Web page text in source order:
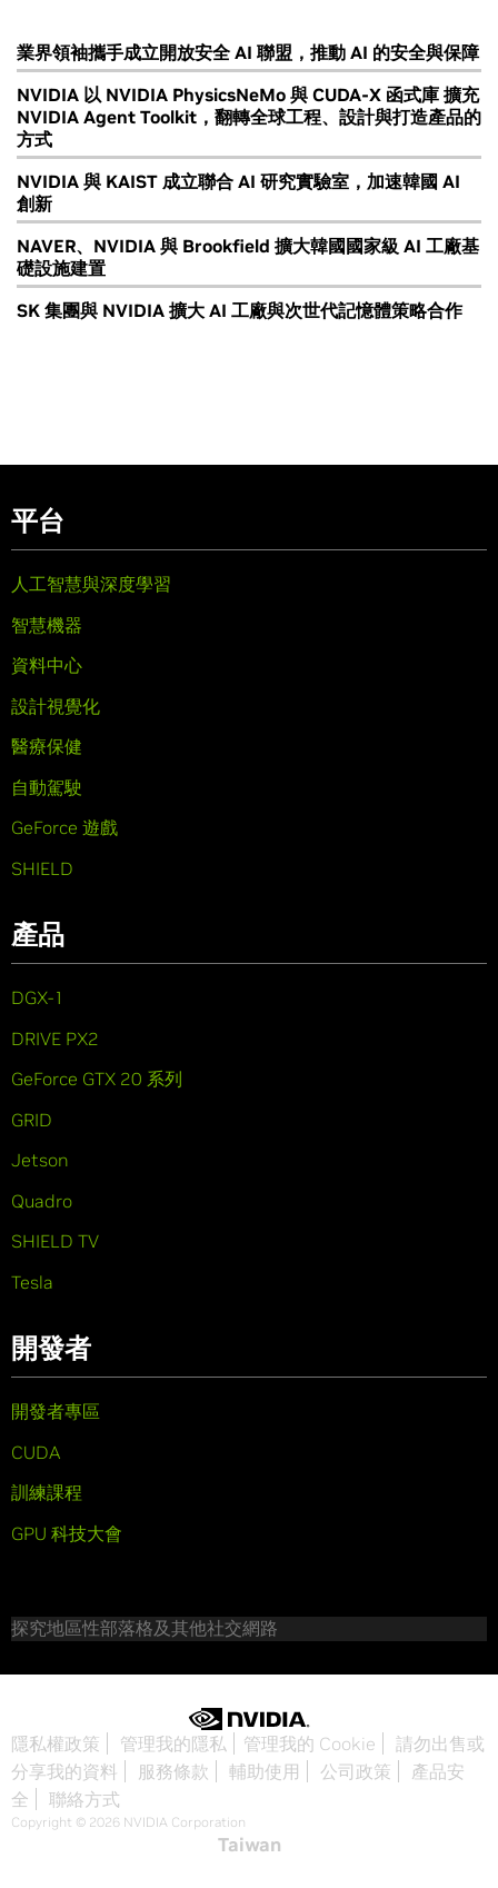
業界領袖攜手成立開放安全 AI 聯盟，推動 AI 的安全與保障
NVIDIA 以 NVIDIA PhysicsNeMo 與 CUDA-X 函式庫 擴充
NVIDIA Agent Toolkit，翻轉全球工程、設計與打造產品的
方式
NVIDIA 與 KAIST 成立聯合 AI 研究實驗室，加速韓國 AI
創新
NAVER、NVIDIA 與 Brookfield 擴大韓國國家級 AI 工廠基
礎設施建置
SK 集團與 NVIDIA 擴大 AI 工廠與次世代記憶體策略合作
平台
人工智慧與深度學習
智慧機器
資料中心
設計視覺化
醫療保健
自動駕駛
GeForce 遊戲
SHIELD
產品
DGX-1
DRIVE PX2
GeForce GTX 20 系列
GRID
Jetson
Quadro
SHIELD TV
Tesla
開發者
開發者專區
CUDA
訓練課程
GPU 科技大會
探究地區性部落格及其他社交網路
隱私權政策 管理我的隱私 管理我的 Cookie
請勿出售或
分享我的資料
服務條款 輔助使用 公司政策
產品安
全
聯絡方式
Copyright © 2026 NVIDIA Corporation
Taiwan